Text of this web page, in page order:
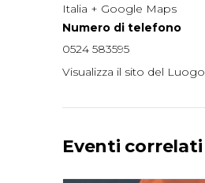
Italia + Google Maps
Numero di telefono
0524 583595
Visualizza il sito del Luogo
Eventi correlati